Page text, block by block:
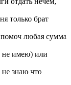
только брат
помоч любая сумма
не имею) или
не знаю что